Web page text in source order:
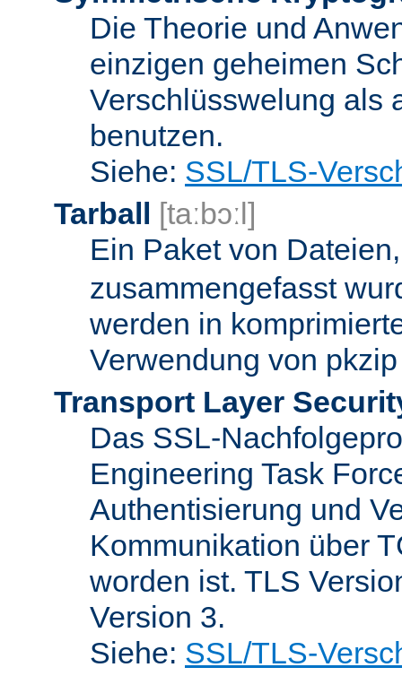
Die Theorie und
einzigen geheimen
Verschlüsswelung als
benutzen.
Siehe: SSL/TLS-
Tarball [taːbɔːl]
Ein Paket von
zusammengefasst
werden in
Verwendung von
Transport Layer
Das SSL-
Engineering Task
Authentisierung und
Kommunikation über
worden ist. TLS
Version 3.
Siehe: SSL/TLS-